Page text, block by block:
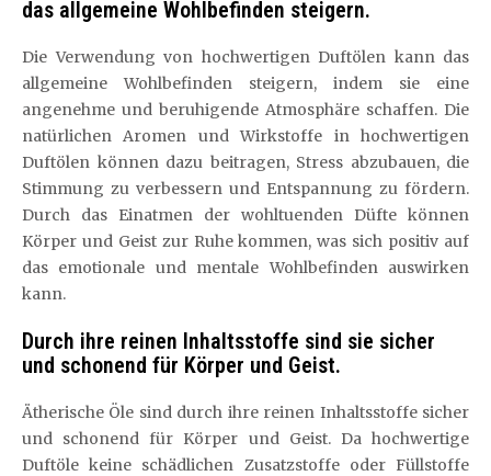
das allgemeine Wohlbefinden steigern.
Die Verwendung von hochwertigen Duftölen kann das
allgemeine Wohlbefinden steigern, indem sie eine
angenehme und beruhigende Atmosphäre schaffen. Die
natürlichen Aromen und Wirkstoffe in hochwertigen
Duftölen können dazu beitragen, Stress abzubauen, die
Stimmung zu verbessern und Entspannung zu fördern.
Durch das Einatmen der wohltuenden Düfte können
Körper und Geist zur Ruhe kommen, was sich positiv auf
das emotionale und mentale Wohlbefinden auswirken
kann.
Durch ihre reinen Inhaltsstoffe sind sie sicher
und schonend für Körper und Geist.
Ätherische Öle sind durch ihre reinen Inhaltsstoffe sicher
und schonend für Körper und Geist. Da hochwertige
Duftöle keine schädlichen Zusatzstoffe oder Füllstoffe